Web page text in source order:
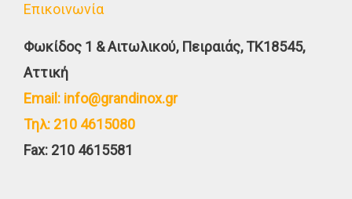
Επικοινωνία
Φωκίδος 1 & Αιτωλικού, Πειραιάς, TK18545,
Αττική
Email: info@grandinox.gr
Τηλ: 210 4615080
Fax: 210 4615581